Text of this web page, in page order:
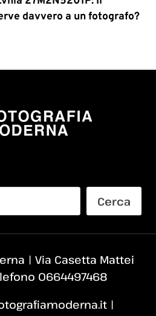
davvero a un fotografo?
Cerca
| Via Casetta Mattei
0664497468
|